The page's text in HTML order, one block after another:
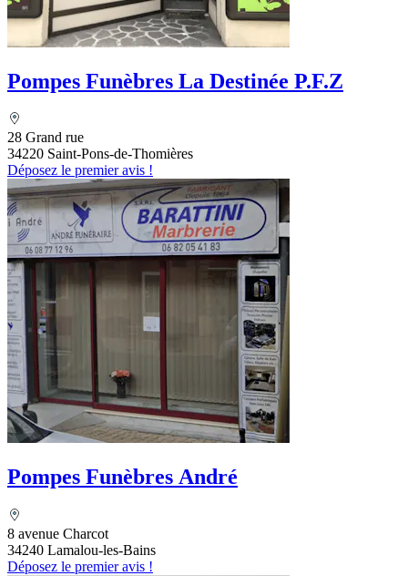
Pompes Funèbres La Destinée P.F.Z
28 Grand rue
34220 Saint-Pons-de-Thomières
Déposez le premier avis !
Pompes Funèbres André
8 avenue Charcot
34240 Lamalou-les-Bains
Déposez le premier avis !